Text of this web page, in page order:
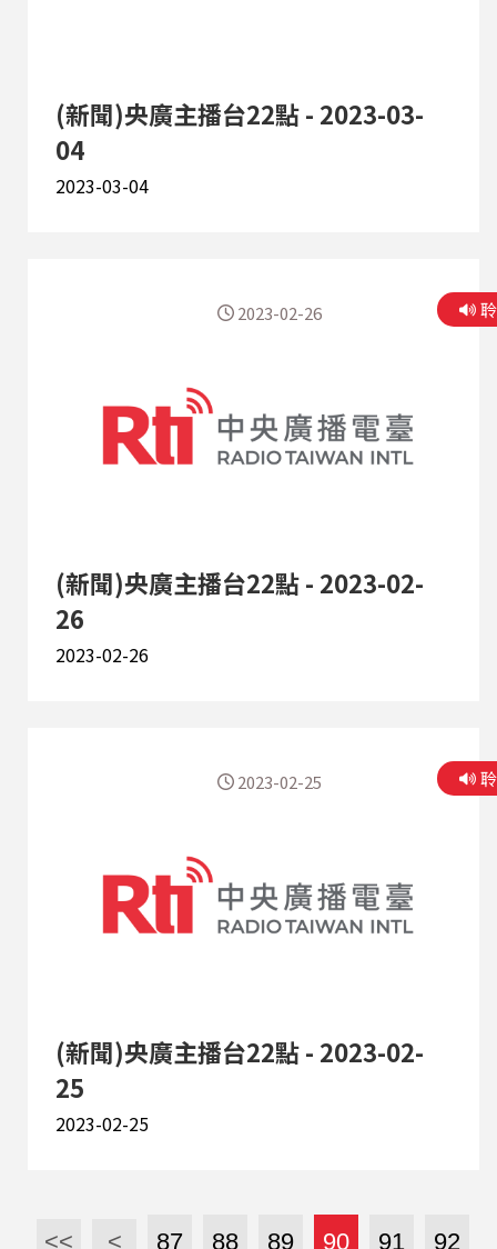
(新聞)央廣主播台22點 - 2023-03-
04
2023-03-04
(新聞)央廣主播台22點 - 2023-02-
26
2023-02-26
2023-02-26
(新聞)央廣主播台22點 - 2023-02-
25
2023-02-25
2023-02-25
<< < 87 88 89 90 91 92